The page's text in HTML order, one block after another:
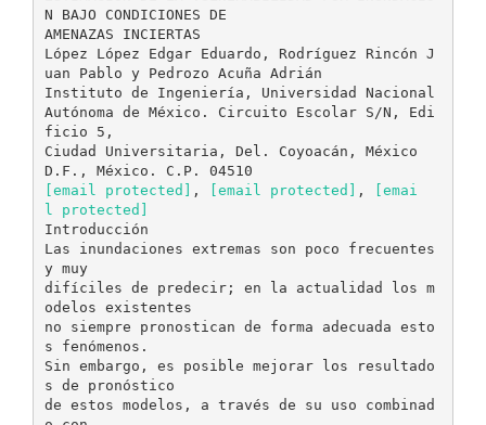
N BAJO CONDICIONES DE
AMENAZAS INCIERTAS
López López Edgar Eduardo, Rodríguez Rincón J
uan Pablo y Pedrozo Acuña Adrián
Instituto de Ingeniería, Universidad Nacional
Autónoma de México. Circuito Escolar S/N, Edi
ficio 5,
Ciudad Universitaria, Del. Coyoacán, México
[email protected] , [email protected] ,
[emai
l protected]